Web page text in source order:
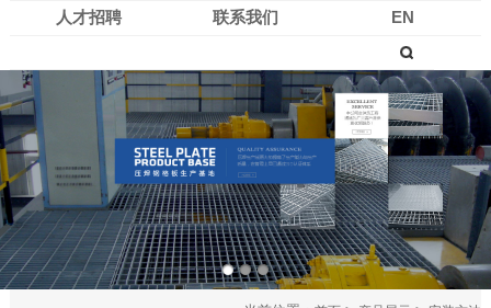
人才招聘
联系我们 EN